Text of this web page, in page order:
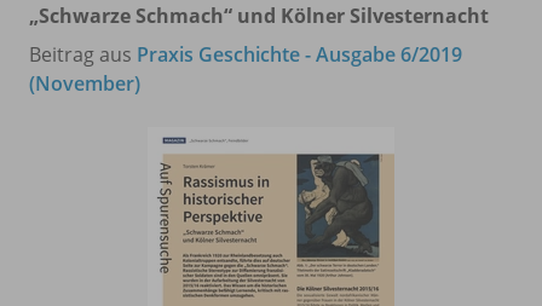
„Schwarze Schmach“ und Kölner Silvesternacht
Beitrag aus Praxis Geschichte - Ausgabe 6/2019
(November)